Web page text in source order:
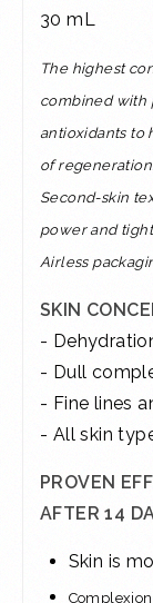
30 mL
The highest
combined with
antioxidants to
of
Second-skin
power and
Airless
SKIN
-
- Dull
​- Fine lines
- All skin
PROVEN
AFTER 14
Skin is